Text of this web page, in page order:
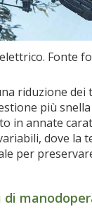
Fonte
riduzione dei
più
in annate
dove la
per
di